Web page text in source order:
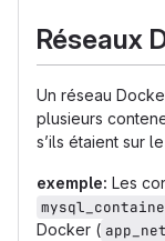
Réseaux
Un réseau
plusieurs
s’ils étaient sur
exemple: Les
Docker (